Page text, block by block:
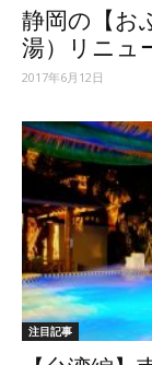
静岡の【お
湯）リニュ
2017年6月12日
注目記事